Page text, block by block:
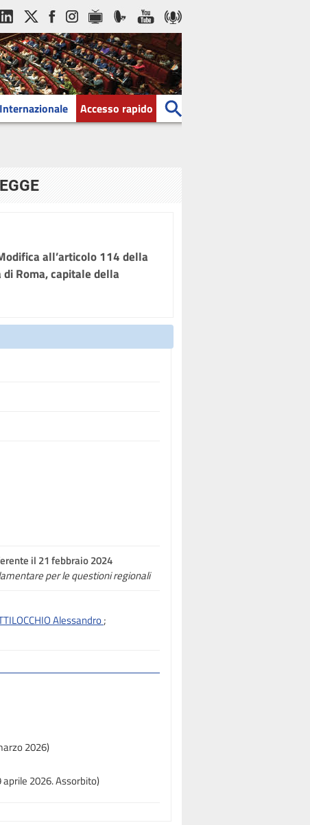
Internazionale Accesso rapido
all’articolo 114 della
Roma, capitale della
il 21 febbraio 2024
per le questioni regionali
Alessandro;
2026)
2026. Assorbito)